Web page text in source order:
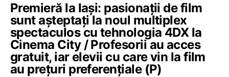
Premieră la Iași: pasionații de film
sunt așteptați la noul multiplex
spectaculos cu tehnologia 4DX la
Cinema City / Profesorii au acces
gratuit, iar elevii cu care vin la film
au prețuri preferențiale (P)